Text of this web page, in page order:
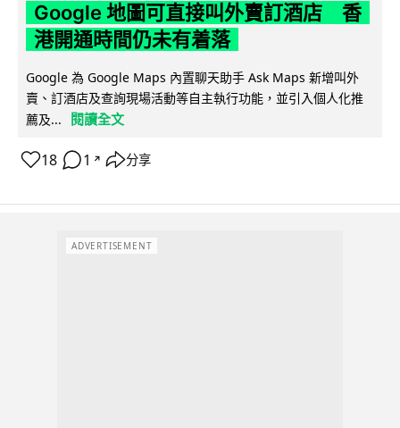
Google 地圖可直接叫外賣訂酒店 香
港開通時間仍未有着落
Google 為 Google Maps 內置聊天助手 Ask Maps 新增叫外
賣、訂酒店及查詢現場活動等自主執行功能，並引入個人化推
薦及...
閱讀全文
18 1 ↗ 分享
ADVERTISEMENT